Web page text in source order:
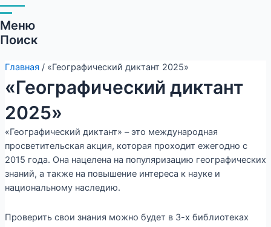
Меню
Поиск
Главная / «Географический диктант 2025»
«Географический диктант
2025»
«Географический диктант» – это международная
просветительская акция, которая проходит ежегодно с
2015 года. Она нацелена на популяризацию географических
знаний, а также на повышение интереса к науке и
национальному наследию.
Проверить свои знания можно будет в 3-х библиотеках